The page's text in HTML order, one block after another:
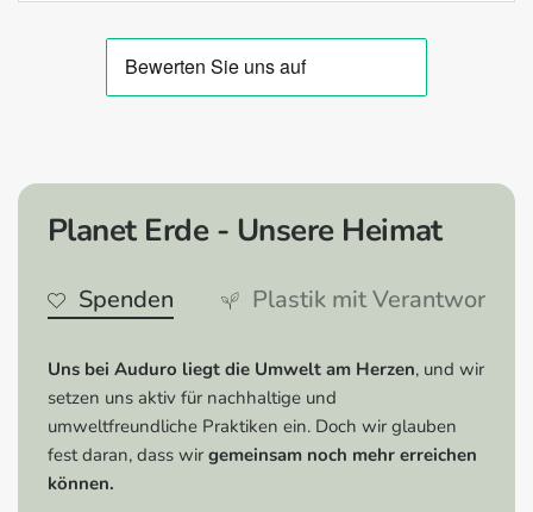
von Glasoberflächen.
Fusselfrei:Keine fusseligen Rückstände, was zu
einer perfekten, klaren Sicht führt.
nehmen Wasser effizient auf und unterstützen das
Langlebig:Das Mikrofasertuch ist robust und kann
viele Male gewaschen werden, ohne seine
Saugkraft oder Weichheit zu verlieren.
Tipps & Tricks:
Planet Erde - Unsere Heimat
Spenden Plastik mit
Uns bei Auduro liegt die Umwelt am Herzen, und wir
setzen uns aktiv für nachhaltige und
umweltfreundliche Praktiken ein. Doch wir glauben
fest daran, dass wirgemeinsam noch mehr erreichen
können.